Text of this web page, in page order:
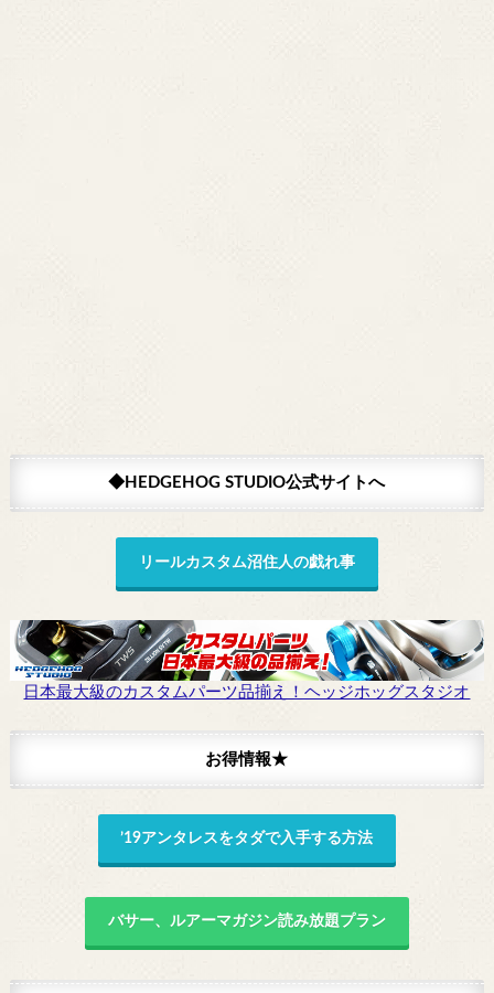
◆HEDGEHOG STUDIO公式サイトへ
リールカスタム沼住人の戯れ事
日本最大級のカスタムパーツ品揃え！ヘッジホッグスタジオ
お得情報★
’19アンタレスをタダで入手する方法
バサー、ルアーマガジン読み放題プラン